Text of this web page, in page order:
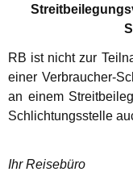
RB ist nicht zur
einer Verbraucher-
an einem
Schlichtungsstelle
Ihr Reisebüro